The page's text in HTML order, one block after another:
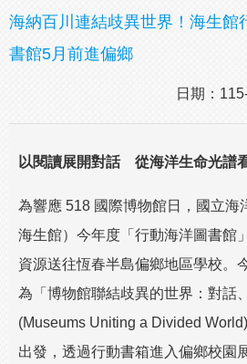
海納百川連結歧異世界！海生館
書館5月前進偏鄉
日期：
以閱讀展開對話 從海洋生命光譜
為響應 518 國際博物館日，國立海
海生館）今年度「行動海洋圖書館
資源送往恆春半島偏鄉地區學校。
為「博物館聯結歧異的世界：對話
(Museums Uniting a Divided
出發，透過行動書箱進入偏鄉校園